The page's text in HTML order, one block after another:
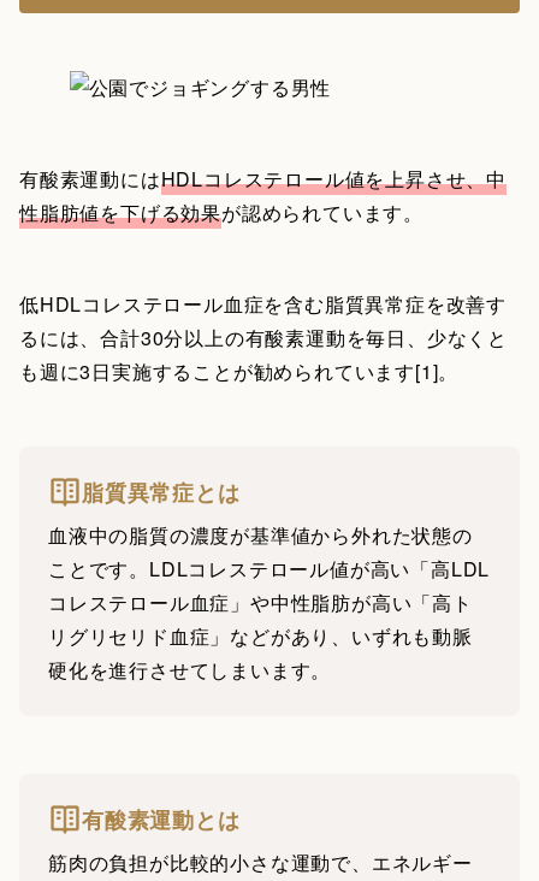
有酸素運動にはHDLコレステロール値を上昇させ、中
性脂肪値を下げる効果が認められています。
低HDLコレステロール血症を含む脂質異常症を改善す
るには、合計30分以上の有酸素運動を毎日、少なくと
も週に3日実施することが勧められています[1]。
脂質異常症とは
血液中の脂質の濃度が基準値から外れた状態の
ことです。LDLコレステロール値が高い「高LDL
コレステロール血症」や中性脂肪が高い「高ト
リグリセリド血症」などがあり、いずれも動脈
硬化を進行させてしまいます。
有酸素運動とは
筋肉の負担が比較的小さな運動で、エネルギー